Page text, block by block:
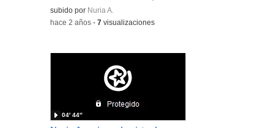
subido por Nuria A.
-hace 2 años -7 visualizaciones
04′ 44″